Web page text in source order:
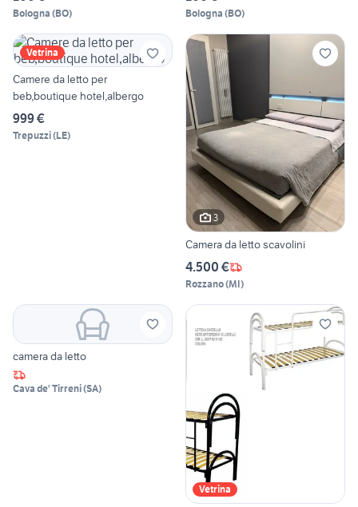
Bologna (BO) Bologna (BO)
Vetrina
Camere da letto per
beb,boutique hotel,albergo
999 €
Trepuzzi(LE)
3
Camera da letto scavolini
4.500 €
Rozzano(MI)
camera da letto
Cava de' Tirreni(SA)
Vetrina